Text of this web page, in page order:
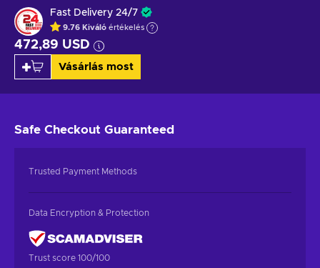
Fast Delivery 24/7
9.76 Kiváló értékelés
472,89 USD
Vásárlás most
Safe Checkout Guaranteed
Trusted Payment Methods
Data Encryption & Protection
Trust score 100/100